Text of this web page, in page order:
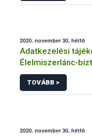
szerződésekhez
2020. november 30, hétfő
Adatkezelési
Élelmiszerlánc-
Rendszerben
közhatalmi
adatkezeléséhez
TOVÁBB >
2020. november 30, hétfő